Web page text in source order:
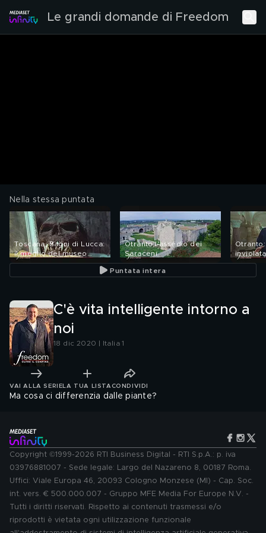
Le grandi domande di Freedom
Nella stessa puntata
Toscana, Bagni di Lucca:
il meglio del museo
dell'Impossibile
Otranto:l'assedio dei
Saraceni
inviolata
Puntata intera
C'è vita intelligente intorno a
noi
18 dic 2020 | Italia 1
VAI ALLA SERIE LA TUA LISTA CONDIVIDI
Ma cosa ci differenzia dalle piante?
Copyright ©1999-2026 RTI Business Digital - RTI S.p.A.: p. iva
03976881007 - Sede legale: Largo del Nazareno 8, 00187 Roma.
Uffici: Viale Europa 46, 20093 Cologno Monzese (MI) - Cap. Soc.
int. vers. € 500.000.007 - Gruppo MFE Media For Europe N.V. -
Tutti i diritti riservati. Rispetto ai contenuti trasmessi e/o
riprodotti è vietata ogni utilizzazione funzionale